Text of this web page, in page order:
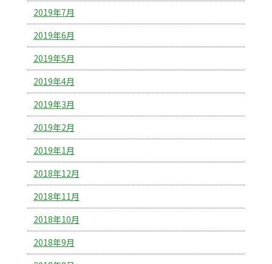
2019年7月
2019年6月
2019年5月
2019年4月
2019年3月
2019年2月
2019年1月
2018年12月
2018年11月
2018年10月
2018年9月